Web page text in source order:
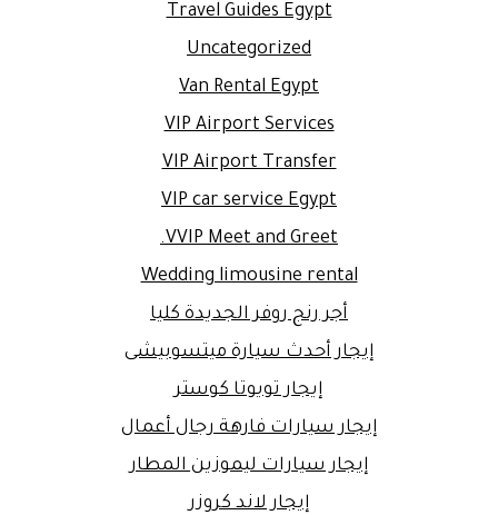
Travel Guides Egypt
Uncategorized
Van Rental Egypt
VIP Airport Services
VIP Airport Transfer
VIP car service Egypt
VVIP Meet and Greet.
Wedding limousine rental
أجر رنج روفر الجديدة كليا
إيجار أحدث سيارة ميتسوبيشى
إيجار تويوتا كوستر
إيجار سيارات فارهة رجال أعمال
إيجار سيارات ليموزين المطار
إيجار لاند كروزر